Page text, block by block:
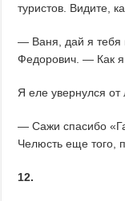
туристов. Видите,
— Ваня, дай я тебя
Федорович. — Как
Я еле увернулся от
— Сажи спасибо
Челюсть еще того,
12.